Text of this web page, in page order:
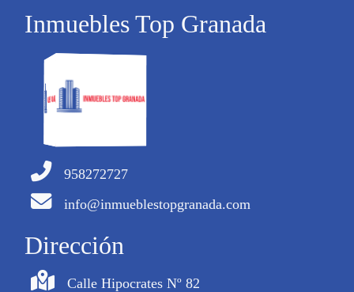
Inmuebles Top Granada
958272727
info@inmueblestopgranada.com
Dirección
Calle Hipocrates Nº 82